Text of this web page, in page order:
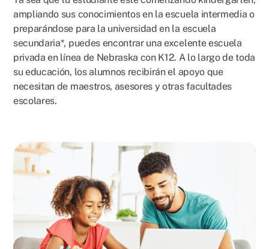
ampliando sus conocimientos en la escuela intermedia o
preparándose para la universidad en la escuela
secundaria*, puedes encontrar una excelente escuela
privada en línea de Nebraska con K12. A lo largo de toda
su educación, los alumnos recibirán el apoyo que
necesitan de maestros, asesores y otras facultades
escolares.